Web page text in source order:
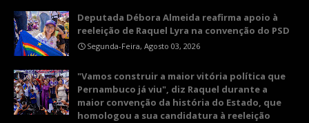
Deputada Débora Almeida reafirma apoio à
reeleição de Raquel Lyra na convenção do PSD
Segunda-Feira, Agosto 03, 2026
"Vamos construir a maior vitória política que
Pernambuco já viu", diz Raquel durante a
maior convenção da história do Estado, que
homologou a sua candidatura à reeleição